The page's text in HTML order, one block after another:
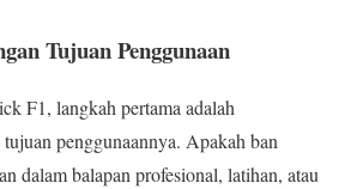
Tujuan Penggunaan
F1, langkah pertama adalah
penggunaannya. Apakah ban
dalam balapan profesional, latihan, atau